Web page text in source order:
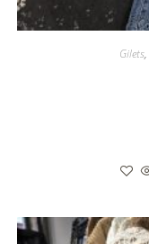
Gilets,